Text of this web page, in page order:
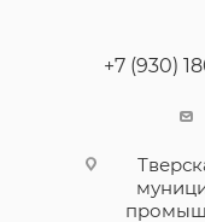
+7 (930)